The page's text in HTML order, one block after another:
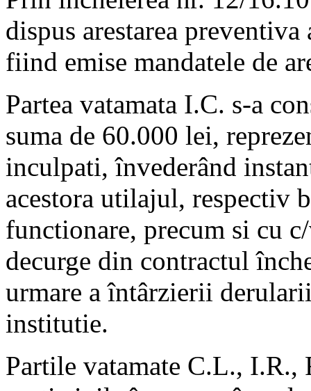
dispus arestarea
fiind emise mandatele de
Partea vatamata I.C. s-a
suma de 60.000 lei,
inculpati, învederând
acestora utilajul, respectiv
functionare, precum si cu
decurge din contractul
urmare a întârzierii
institutie.
Partile vatamate C.L.,